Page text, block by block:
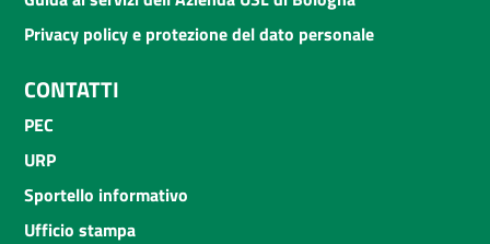
Privacy policy e protezione del dato personale
CONTATTI
PEC
URP
Sportello informativo
Ufficio stampa